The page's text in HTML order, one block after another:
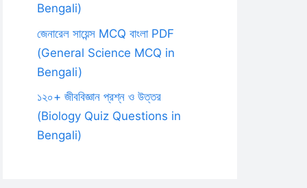
Bengali)
জেনারেল সায়েন্স MCQ বাংলা PDF
(General Science MCQ in
Bengali)
১২০+ জীববিজ্ঞান প্রশ্ন ও উত্তর
(Biology Quiz Questions in
Bengali)